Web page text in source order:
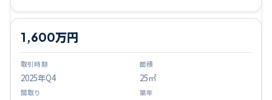
2025年Q4
1,600万円
25㎡